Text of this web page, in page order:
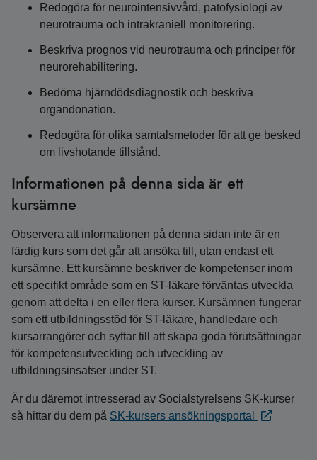
Redogöra för neurointensivvård, patofysiologi av
neurotrauma och intrakraniell monitorering.
Beskriva prognos vid neurotrauma och principer för
neurorehabilitering.
Bedöma hjärndödsdiagnostik och beskriva
organdonation.
Redogöra för olika samtalsmetoder för att ge besked
om livshotande tillstånd.
Informationen på denna sida är ett
kursämne
Observera att informationen på denna sidan inte är en
färdig kurs som det går att ansöka till, utan endast ett
kursämne. Ett kursämne beskriver de kompetenser inom
ett specifikt område som en ST-läkare förväntas utveckla
genom att delta i en eller flera kurser. Kursämnen fungerar
som ett utbildningsstöd för ST-läkare, handledare och
kursarrangörer och syftar till att skapa goda förutsättningar
för kompetensutveckling och utveckling av
utbildningsinsatser under ST.
Är du däremot intresserad av Socialstyrelsens SK-kurser
så hittar du dem på SK-kursers ansökningsportal